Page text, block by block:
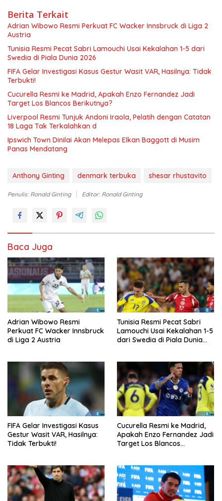
Berita Terkait
Adrian Wibowo Resmi Perkuat FC Wacker Innsbruck di Liga 2
Austria
Tunisia Resmi Pecat Sabri Lamouchi Usai Kekalahan 1-5 dari
Swedia di Piala Dunia 2026
FIFA Gelar Investigasi Kasus Gestur Wasit VAR, Hasilnya: Tidak
Terbukti!
Cucurella Resmi ke Madrid, Apakah Enzo Fernandez Jadi
Target Los Blancos Berikutnya?
Liverpool Resmi Tunjuk Andoni Iraola, Pelatih dengan Catatan
18 Laga Tak Terkalahkan d
Ipswich Town Dinilai Akan Melepas Elkan Baggott di Musim
Panas Mendatang
Anthony Ginting denmark terbuka shesar rhustavito
Penulis: Ronald Ginting Editor: Ronald Ginting
Baca Juga
Adrian Wibowo Resmi
Perkuat FC Wacker Innsbruck
di Liga 2 Austria
Tunisia Resmi Pecat Sabri
Lamouchi Usai Kekalahan 1-5
dari Swedia di Piala Dunia
FIFA Gelar Investigasi Kasus
Gestur Wasit VAR, Hasilnya:
Tidak Terbukti!
Cucurella Resmi ke Madrid,
Apakah Enzo Fernandez Jadi
Target Los Blancos